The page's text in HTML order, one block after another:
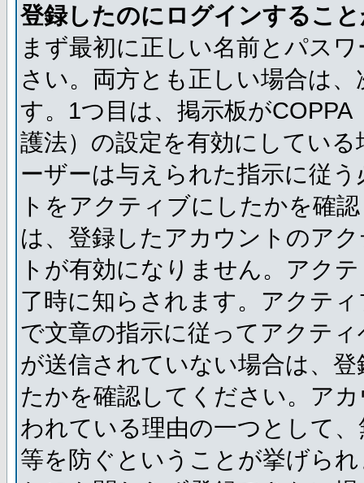
登録したのにログインするこ
まず最初に正しい名前とパス
さい。両方とも正しい場合は
す。1つ目は、掲示板が
護法）の設定を有効にしてい
ーザーは与えられた指示に従
トをアクティブにしたかを確
は、登録したアカウントのア
トが有効になりません。アク
了時に知らされます。アクテ
で文章の指示に従ってアクテ
が送信されていない場合は、
たかを確認してください。ア
われている理由の一つとして
等を防ぐということが挙げら